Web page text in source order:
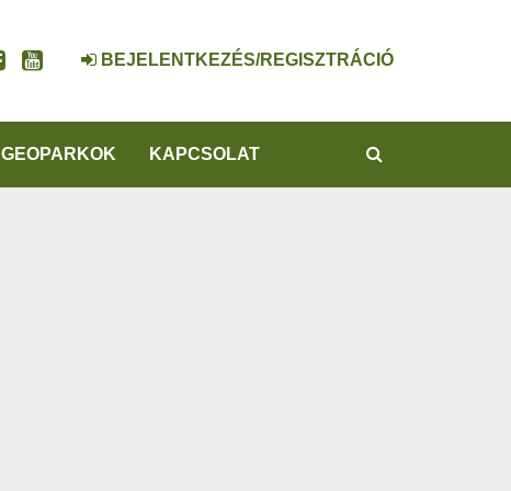
BEJELENTKEZÉS/REGISZTRÁCIÓ
GEOPARKOK KAPCSOLAT